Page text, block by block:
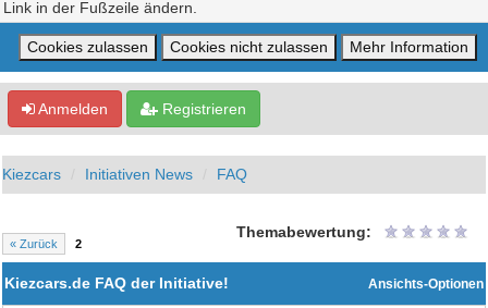
Link in der Fußzeile ändern.
Anmelden Registrieren
Kiezcars Initiativen News FAQ
« Zurück 2
Themabewertung:
Ansichts-Optionen
Kiezcars.de FAQ der Initiative!